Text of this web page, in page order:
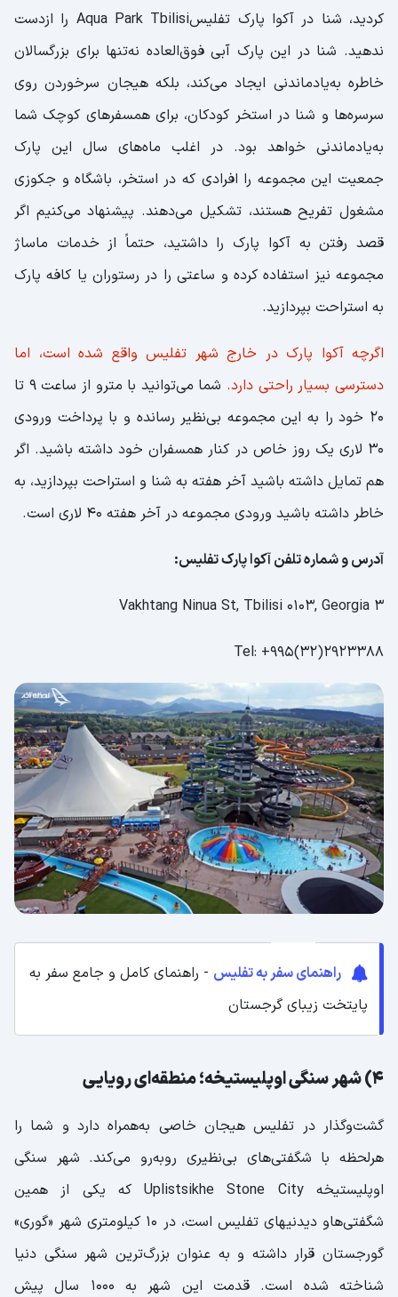
کردید، شنا در آکوا پارک تفلیسAqua Park Tbilisi را ازدست
ندهید. شنا در این پارک آبی فوق‌العاده نه‌تنها برای بزرگسالان
خاطره‌ به‌یادماندنی ایجاد می‌کند، بلکه هیجان سرخوردن روی
سرسره‌ها و شنا در استخر کودکان، برای همسفرهای کوچک شما
به‌یادماندنی خواهد بود. در اغلب ماه‌های سال این پارک
جمعیت این مجموعه را افرادی که در استخر، باشگاه و جکوزی
مشغول تفریح هستند، تشکیل می‌دهند. پیشنهاد می‌کنیم اگر
قصد رفتن به آکوا پارک را داشتید، حتماً از خدمات ماساژ
مجموعه نیز استفاده کرده و ساعتی را در رستوران یا کافه پارک
به استراحت بپردازید.
اگرچه آکوا پارک در خارج شهر تفلیس واقع شده است، اما
دسترسی بسیار راحتی دارد.
شما می‌توانید با مترو از ساعت 9 تا
20 خود را به این مجموعه بی‌نظیر رسانده و با پرداخت ورودی
30 لاری یک روز خاص در کنار همسفران خود داشته باشید. اگر
هم تمایل داشته باشید آخر هفته به شنا و استراحت بپردازید، به
خاطر داشته باشید ورودی مجموعه در آخر هفته 40 لاری است.
آدرس و شماره تلفن آکوا پارک تفلیس:
3 Vakhtang Ninua St, Tbilisi 0103, Georgia
Tel: +995(32)2923388
راهنمای سفر به تفلیس - راهنمای کامل و جامع سفر به
پایتخت زیبای گرجستان
4) شهر سنگی اوپلیستیخه؛ منطقه‌ای رویایی
گشت‌وگذار در تفلیس هیجان خاصی به‌همراه دارد و شما را
هرلحظه با شگفتی‌های بی‌نظیری روبه‌رو می‌کند. شهر سنگی
اوپلیستیخه Uplistsikhe Stone City که یکی از همین
شگفتی‌هاو دیدنیهای تفلیس است، در 10 کیلومتری شهر «گوری»
گورجستان قرار داشته و به ‌عنوان بزرگ‌ترین شهر سنگی دنیا
شناخته شده است. قدمت این شهر به 1000 سال پیش